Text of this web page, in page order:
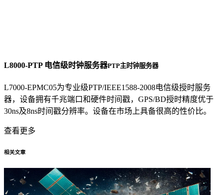
L8000-PTP 电信级时钟服务器PTP主时钟服务器
L7000-EPMC05为专业级PTP/IEEE1588-2008电信级授时服务
器，设备拥有千兆端口和硬件时间戳，GPS/BD授时精度优于
30ns及8ns时间戳分辨率。设备在市场上具备很高的性价比。
查看更多
相关文章